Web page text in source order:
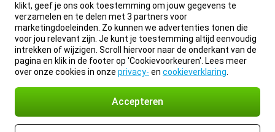
klikt, geef je ons ook toestemming om jouw gegevens te
verzamelen en te delen met 3 partners voor
marketingdoeleinden. Zo kunnen we advertenties tonen die
voor jou relevant zijn. Je kunt je toestemming altijd eenvoudig
intrekken of wijzigen. Scroll hiervoor naar de onderkant van de
pagina en klik in de footer op 'Cookievoorkeuren'. Lees meer
over onze cookies in onze privacy- en cookieverklaring
Accepteren